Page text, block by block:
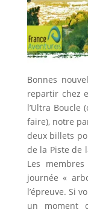
Bonnes
repartir chez
l’Ultra Boucle
faire), notre
deux billets
de la Piste de
Les
journée «
l’épreuve. Si
un moment